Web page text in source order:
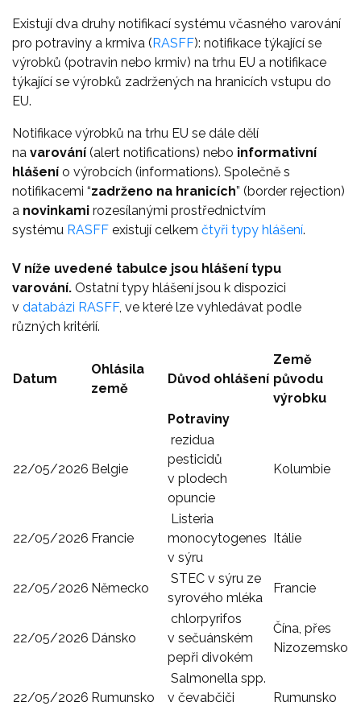
Existují dva druhy notifikací systému včasného varování
pro potraviny a krmiva (RASFF): notifikace týkající se
výrobků (potravin nebo krmiv) na trhu EU a notifikace
týkající se výrobků zadržených na hranicích vstupu do
EU.
Notifikace výrobků na trhu EU se dále dělí
na varování (alert notifications) nebo informativní
hlášení o výrobcích (informations). Společně s
notifikacemi “zadrženo na hranicích” (border rejection)
a novinkami rozesílanými prostřednictvím
systému RASFF existují celkem čtyři typy hlášení.
V níže uvedené tabulce jsou hlášení typu
varování. Ostatní typy hlášení jsou k dispozici
v databázi RASFF, ve které lze vyhledávat podle
různých kritérií.
Datum
Ohlásila
země
Důvod ohlášení
Země
původu
výrobku
Potraviny
22/05/2026 Belgie
rezidua
pesticidů
v plodech
opuncie
Kolumbie
22/05/2026 Francie
Listeria
monocytogenes
v sýru
Itálie
22/05/2026 Německo
STEC v sýru ze
syrového mléka
Francie
22/05/2026 Dánsko
chlorpyrifos
v sečuánském
pepři divokém
Čína, přes
Nizozemsko
22/05/2026 Rumunsko
Salmonella spp.
v čevabčiči
Rumunsko